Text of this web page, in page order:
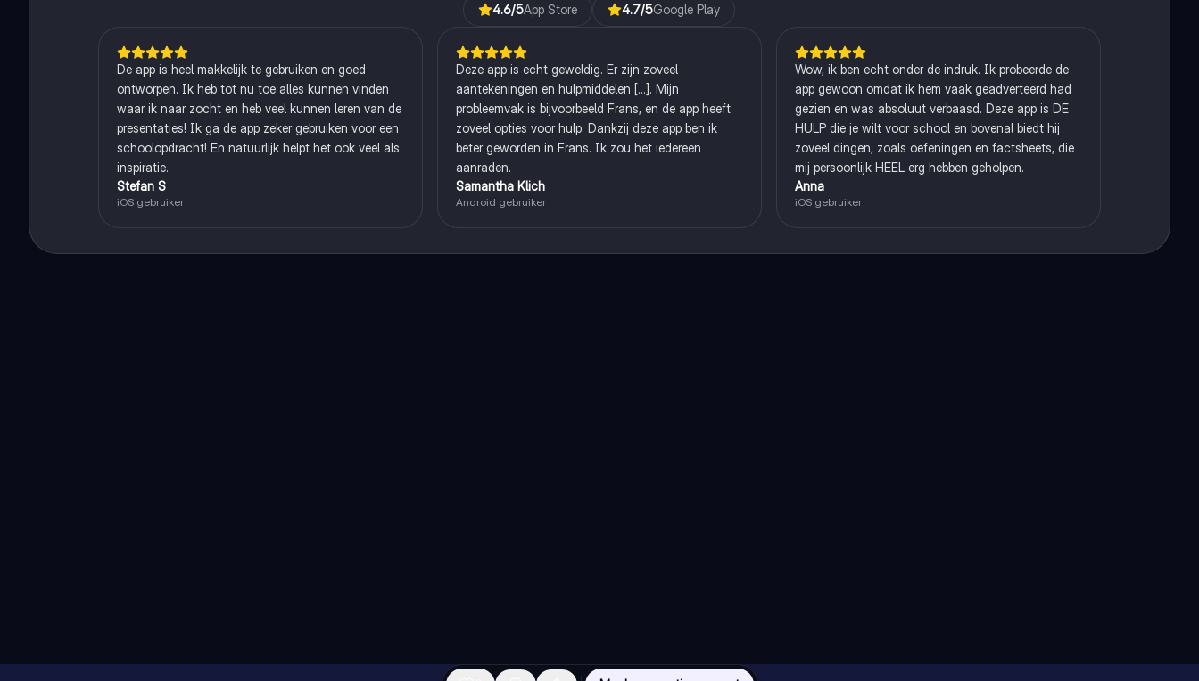
4.6/5App Store 4.7/5Google Play
De app is heel makkelijk te gebruiken en goed
ontworpen. Ik heb tot nu toe alles kunnen vinden
waar ik naar zocht en heb veel kunnen leren van de
presentaties! Ik ga de app zeker gebruiken voor een
schoolopdracht! En natuurlijk helpt het ook veel als
inspiratie.
Stefan S
iOS gebruiker
Deze app is echt geweldig. Er zijn zoveel
aantekeningen en hulpmiddelen [...]. Mijn
probleemvak is bijvoorbeeld Frans, en de app heeft
zoveel opties voor hulp. Dankzij deze app ben ik
beter geworden in Frans. Ik zou het iedereen
aanraden.
Samantha Klich
Android gebruiker
Wow, ik ben echt onder de indruk. Ik probeerde de
app gewoon omdat ik hem vaak geadverteerd had
gezien en was absoluut verbaasd. Deze app is DE
HULP die je wilt voor school en bovenal biedt hij
zoveel dingen, zoals oefeningen en factsheets, die
mij persoonlijk HEEL erg hebben geholpen.
Anna
iOS gebruiker